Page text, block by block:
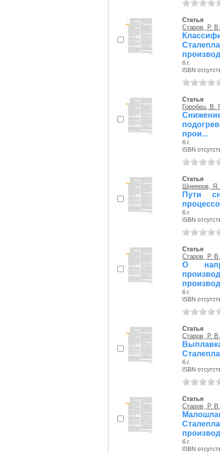
Статья
Старов, Р. В.
б.г.
ISBN
Статья
Горобец, В.
прои...
б.г.
ISBN
Статья
Шнееров,
Пути
б.г.
ISBN
Статья
Старов, Р. В.
О
б.г.
ISBN
Статья
Старов, Р. В.
б.г.
ISBN
Статья
Старов, Р. В.
б.г.
ISBN